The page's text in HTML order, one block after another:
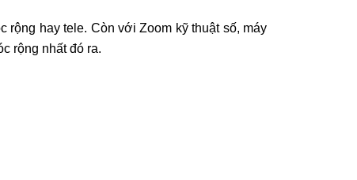
hay tele. Còn với Zoom kỹ thuật số, máy
rộng nhất đó ra.